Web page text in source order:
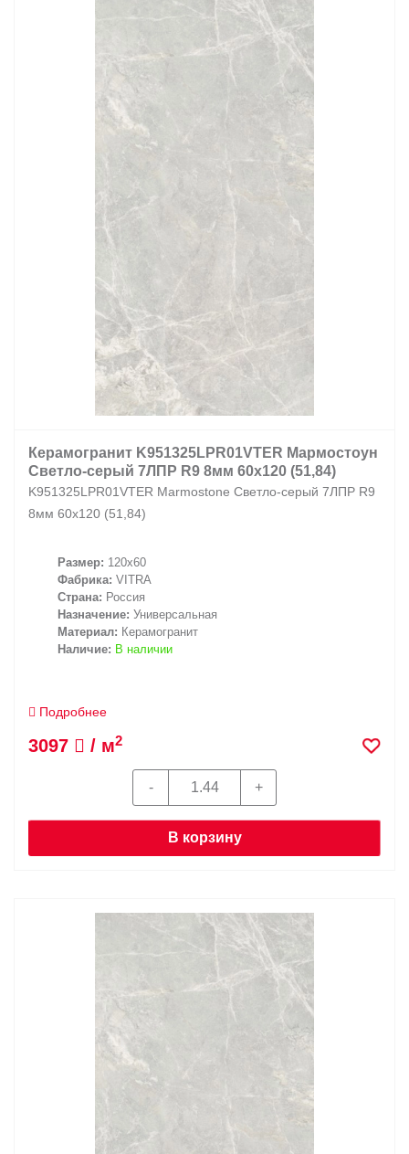
Керамогранит K951325LPR01VTER Мармостоун
Светло-серый 7ЛПР R9 8мм 60x120 (51,84)
K951325LPR01VTER Marmostone Светло-серый 7ЛПР R9
8мм 60x120 (51,84)
Размер: 120x60
Фабрика: VITRA
Страна: Россия
Назначение: Универсальная
Материал: Керамогранит
Наличие: В наличии
Подробнее
3097 / м2
В корзину